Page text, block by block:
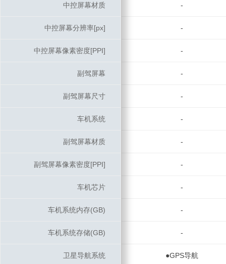
中控屏幕材质 -
中控屏幕分辨率[px] -
中控屏幕像素密度[PPI] -
副驾屏幕 -
副驾屏幕尺寸 -
车机系统 -
副驾屏幕材质 -
副驾屏幕像素密度[PPI] -
车机芯片 -
车机系统内存(GB) -
车机系统存储(GB) -
卫星导航系统 ●GPS导航
中控屏幕材质
中控屏幕分辨率[px]
中控屏幕像素密度[PPI]
副驾屏幕
副驾屏幕尺寸
车机系统
副驾屏幕材质
副驾屏幕像素密度[PPI]
车机芯片
车机系统内存(GB)
车机系统存储(GB)
卫星导航系统